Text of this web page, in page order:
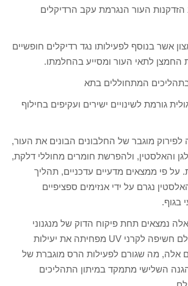
הזדקנות העור הנגרמת עקב הרדיקלים
אשר בנוסף לפעילותו נגד רדיקלים חופשיים
לתאי העור ומסייע בהחלמתו.
המתחוללים בתא
גורמת לשינויים ישירים ועקיפים בחילוף
לפירוק מוגבר של החלבונים הבונים את העור,
והאלסטין, ולהפרשת חומרים מחוללי דלקת,
על פי ממצאים מדעיים עדכניים, תהליך
נגרם על ידי אנזימים ספציפיים
בגוף.
נמצאים תחת פיקוח הדוק של מנגנוני
הבקרה של העור, אולם חשיפה לקרני UV מפחיתה את יעילות
אלה, מה שגורם לפעילות הרס מוגברת של
השלישי מתמקד במיתון התהליכים